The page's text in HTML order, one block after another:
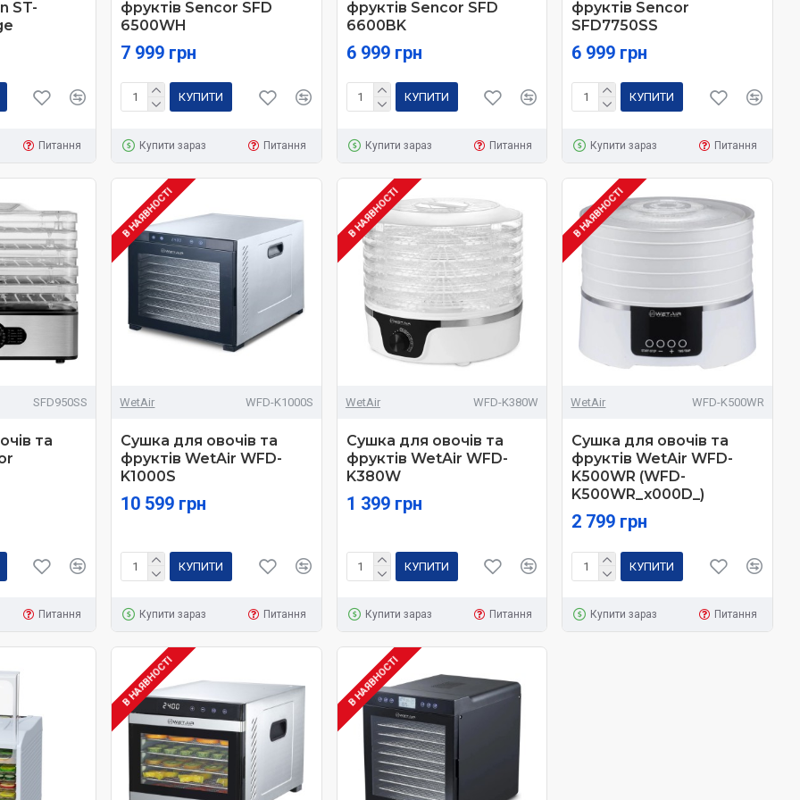
ST-
Питання
фруктів Sencor SFD
6500WH
7 999 грн
КУПИТИ
Купити зараз Питання
фруктів Sencor SFD
6600BK
6 999 грн
КУПИТИ
Купити зараз Питання
фруктів Sencor
SFD7750SS
6 999 грн
КУПИТИ
Купити зараз Питання
SFD950SS
та
Питання
В НАЯВНОСТІ
WetAir WFD-K1000S
Сушка для овочів та
фруктів WetAir WFD-
K1000S
10 599 грн
КУПИТИ
Купити зараз Питання
В НАЯВНОСТІ
WetAir WFD-K380W
Сушка для овочів та
фруктів WetAir WFD-
K380W
1 399 грн
КУПИТИ
Купити зараз Питання
В НАЯВНОСТІ
WetAir WFD-K500WR
Сушка для овочів та
фруктів WetAir WFD-
K500WR (WFD-
K500WR_x000D_)
2 799 грн
КУПИТИ
Купити зараз Питання
В НАЯВНОСТІ В НАЯВНОСТІ